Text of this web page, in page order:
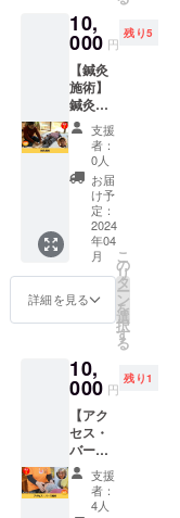
い。開
封後は
お早め
にお召
し上が
りくだ
さい。
・賞味
期限：
約6カ月
・原産
地：
ローゼ
ル・
ホー
リーバ
ジル
（愛知
県豊田
レモン
グラス
（新潟
県新潟
市） ・
名称：
ブレン
ドHerb
・商品
値段で
す。
を籾付
きの状
態で
じっく
り熟成
させま
した。
※天日干
し乾燥
をした
生きた
ままの
お米で
す。 ※
白米を
れる方
は精米
（重量
約1割減
になり
ます）
※レター
パック
にてお
送りし
ます。
・製造
者：せ
んべい
屋 加
藤盛男
岐阜県
加茂郡
七宗町
上麻生
2555-1
TEL：
0574-
1056
②有平
称：焼
菓子 ・
麦粉
（国内
製
造）、
三温
糖、上
白糖、
植物油
（なた
本来の
性質を
知りた
い ＊自
分が今
してい
る事の
答え合
わせが
したい
＊モヤ
モヤや
迷って
いる事
のヒン
トが知
りたい
オイル
の効能
を、試
してみ
たい
「ワー
ク
ショッ
プの内
イドで
着物を
アップ
サイク
ルしま
した。
染色技
術指導
をして
くださ
る金子
悟さん
のお勤
めの会
社 加
藤紡績
（岐阜
「柿渋
染布
巾」を
セット
でお付
けしま
す。 ■
柿渋染
着物
10,
000 円
残り5
【鍼灸
施術】
鍼灸施
術を受
けられ
る権利
です。
鍼や指
圧はツ
ボに働
きかけ
て身体
の奥の
声をあ
なたに
届けま
体の声
を聞く
体験を
是非！
（ご希
望の方
はお灸
も体験
して頂
支援
者：
0人
お届
け予
定：
2024
年04
月
詳細を見る
こ
の
リ
タ
ー
ン
を
選
択
す
る
10,
000 円
残り1
【アク
セス・
バーズ
施術】
アクセ
ス・
支援
者：
4人